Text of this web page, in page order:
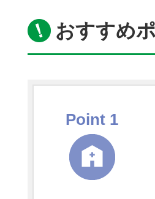
おすすめ
Point 1